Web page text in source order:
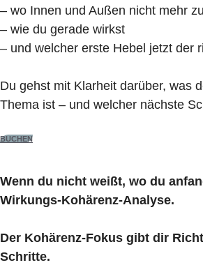
– wo Innen und Außen nicht mehr
– wie du gerade wirkst
– und welcher erste Hebel jetzt der
Du gehst mit Klarheit darüber, was
Thema ist – und welcher nächste
BUCHEN
Wenn du nicht weißt, wo du
Wirkungs-Kohärenz-Analyse.
Der Kohärenz-Fokus gibt dir
Schritte.